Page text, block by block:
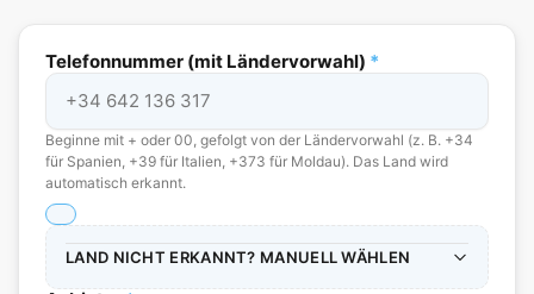
Telefonnummer (mit Ländervorwahl) *
Beginne mit + oder 00, gefolgt von der Ländervorwahl (z. B. +34
für Spanien, +39 für Italien, +373 für Moldau). Das Land wird
automatisch erkannt.
LAND NICHT ERKANNT? MANUELL WÄHLEN